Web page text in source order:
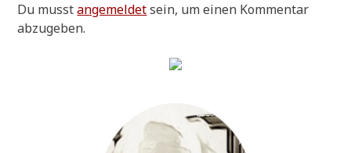
Du musstangemeldetsein, um einen Kommentar
abzugeben.